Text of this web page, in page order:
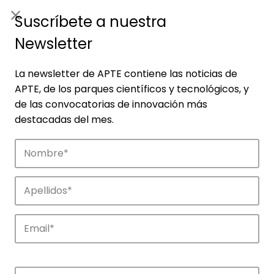
Empresas
Descubre las empresas que impulsan la
innovación en los parques de APTE.
Suscríbete a nuestra
Newsletter
La newsletter de APTE contiene las noticias de
APTE, de los parques científicos y tecnológicos, y
de las convocatorias de innovación más
destacadas del mes.